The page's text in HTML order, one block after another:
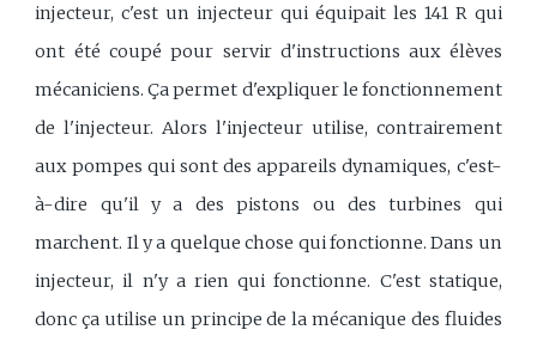
injecteur, c'est un injecteur qui équipait les 141 R qui
ont été coupé pour servir d'instructions aux élèves
mécaniciens. Ça permet d'expliquer le fonctionnement
de l'injecteur. Alors l'injecteur utilise, contrairement
aux pompes qui sont des appareils dynamiques, c'est-
à-dire qu'il y a des pistons ou des turbines qui
marchent. Il y a quelque chose qui fonctionne. Dans un
injecteur, il n'y a rien qui fonctionne. C'est statique,
donc ça utilise un principe de la mécanique des fluides